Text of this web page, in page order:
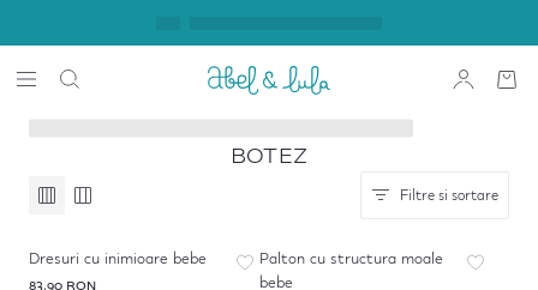
BOTEZ
Filtre si sortare
Dresuri cu inimioare bebe
Palton cu structura moale
bebe